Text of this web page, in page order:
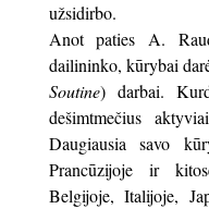
užsidirbo.
Anot paties A.
dailininko, kūrybai
Soutine) darbai.
dešimtmečius
Daugiausia savo
Prancūzijoje ir
Belgijoje, Italijoje,